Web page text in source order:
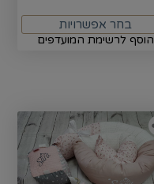
בחר אפשרויות
הוסף לרשימת המועדפים